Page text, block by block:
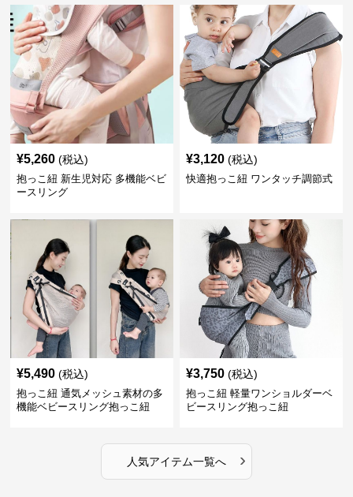
¥5,260 (税込)
抱っこ紐 新生児対応 多機能ベビ
ースリング
¥3,120 (税込)
快適抱っこ紐 ワンタッチ調節式
¥5,490 (税込)
抱っこ紐 通気メッシュ素材の多
機能ベビースリング抱っこ紐
¥3,750 (税込)
抱っこ紐 軽量ワンショルダーベ
ビースリング抱っこ紐
人気アイテム一覧へ ›